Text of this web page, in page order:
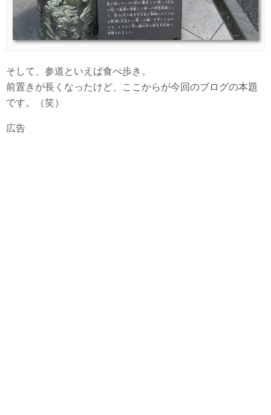
そして、参道といえば食べ歩き。
前置きが長くなったけど、ここからが今回のブログの本題
です。（笑）
広告